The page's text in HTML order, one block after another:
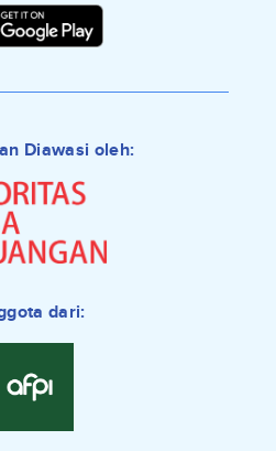
Diawasi oleh:
dari: